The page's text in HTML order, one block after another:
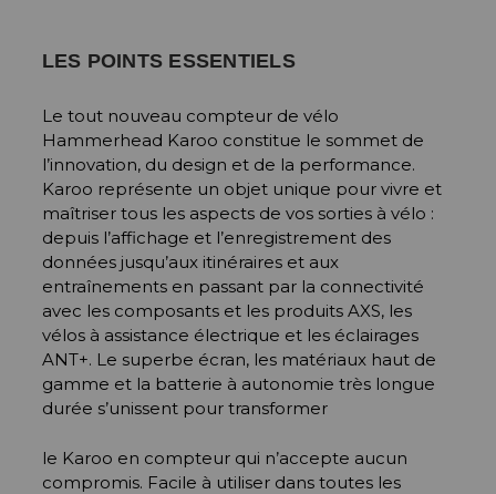
LES POINTS ESSENTIELS
Le tout nouveau compteur de vélo
Hammerhead Karoo constitue le sommet de
l’innovation, du design et de la performance.
Karoo représente un objet unique pour vivre et
maîtriser tous les aspects de vos sorties à vélo :
depuis l’affichage et l’enregistrement des
données jusqu’aux itinéraires et aux
entraînements en passant par la connectivité
avec les composants et les produits AXS, les
vélos à assistance électrique et les éclairages
ANT+. Le superbe écran, les matériaux haut de
gamme et la batterie à autonomie très longue
durée s’unissent pour transformer
le Karoo en compteur qui n’accepte aucun
compromis. Facile à utiliser dans toutes les